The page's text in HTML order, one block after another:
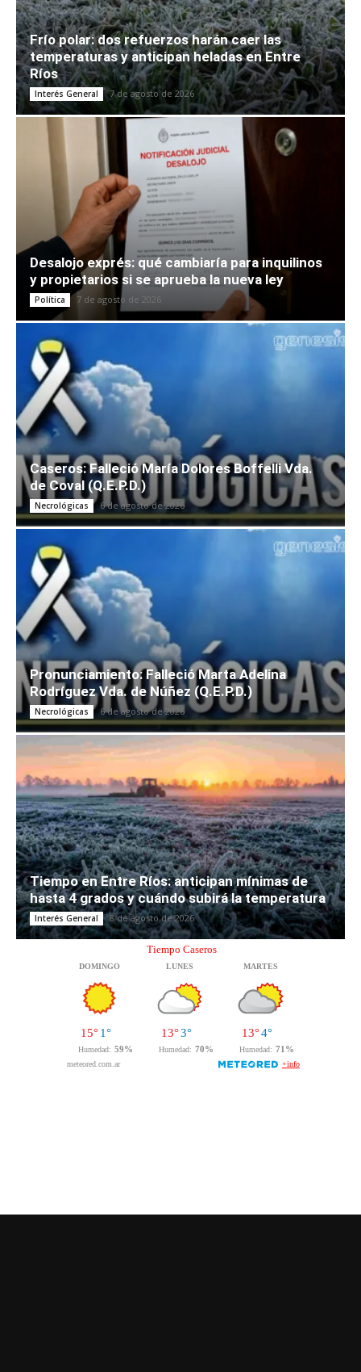
Frío polar: dos refuerzos harán caer las
temperaturas y anticipan heladas en Entre
Ríos
Interés General 7 de agosto de 2026
Desalojo exprés: qué cambiaría para inquilinos
y propietarios si se aprueba la nueva ley
Política 7 de agosto de 2026
Caseros: Falleció María Dolores Boffelli Vda.
de Coval (Q.E.P.D.)
Necrológicas 6 de agosto de 2026
Pronunciamiento: Falleció Marta Adelina
Rodríguez Vda. de Núñez (Q.E.P.D.)
Necrológicas 6 de agosto de 2026
Tiempo en Entre Ríos: anticipan mínimas de
hasta 4 grados y cuándo subirá la temperatura
Interés General 8 de agosto de 2026